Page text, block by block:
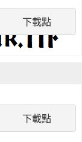
下載點
下載點